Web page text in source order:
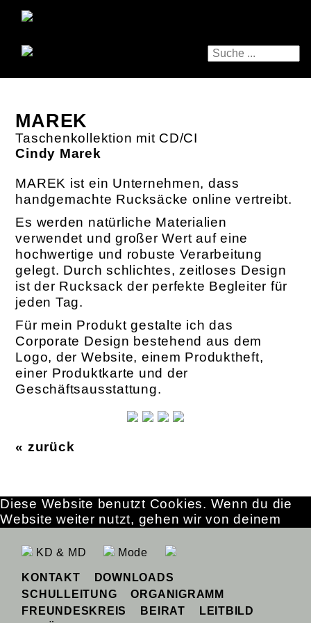
MAREK
Taschenkollektion mit CD/CI
Cindy Marek
MAREK ist ein Unternehmen, dass
handgemachte Rucksäcke online vertreibt.
Es werden natürliche Materialien
verwendet und großer Wert auf eine
hochwertige und robuste Verarbeitung
gelegt. Durch schlichtes, zeitloses Design
ist der Rucksack der perfekte Begleiter für
jeden Tag.
Für mein Produkt gestalte ich das
Corporate Design bestehend aus dem
Logo, der Website, einem Produktheft,
einer Produktkarte und der
Geschäftsausstattung.
« zurück
KD & MD Mode
KONTAKT
DOWNLOADS
SCHULLEITUNG
ORGANIGRAMM
FREUNDESKREIS
BEIRAT
LEITBILD
Diese Website benutzt Cookies. Wenn du die
Website weiter nutzt, gehen wir von deinem